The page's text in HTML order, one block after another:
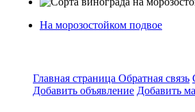
На морозостойком подвое
Главная страница Обратная связь
Добавить объявление Добавить